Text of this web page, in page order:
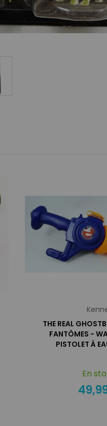
THE REAL
FANTÔMES -
PISTOLET À
En